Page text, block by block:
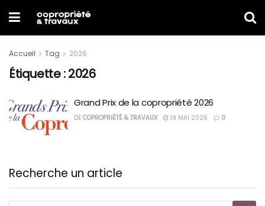
Accueil Tag 2026
Étiquette :2026
Grand Prix de la copropriété 2026
DE COPROPRIÉTÉ & TRAVAUX 19 MAI 2026 0
Recherche un article